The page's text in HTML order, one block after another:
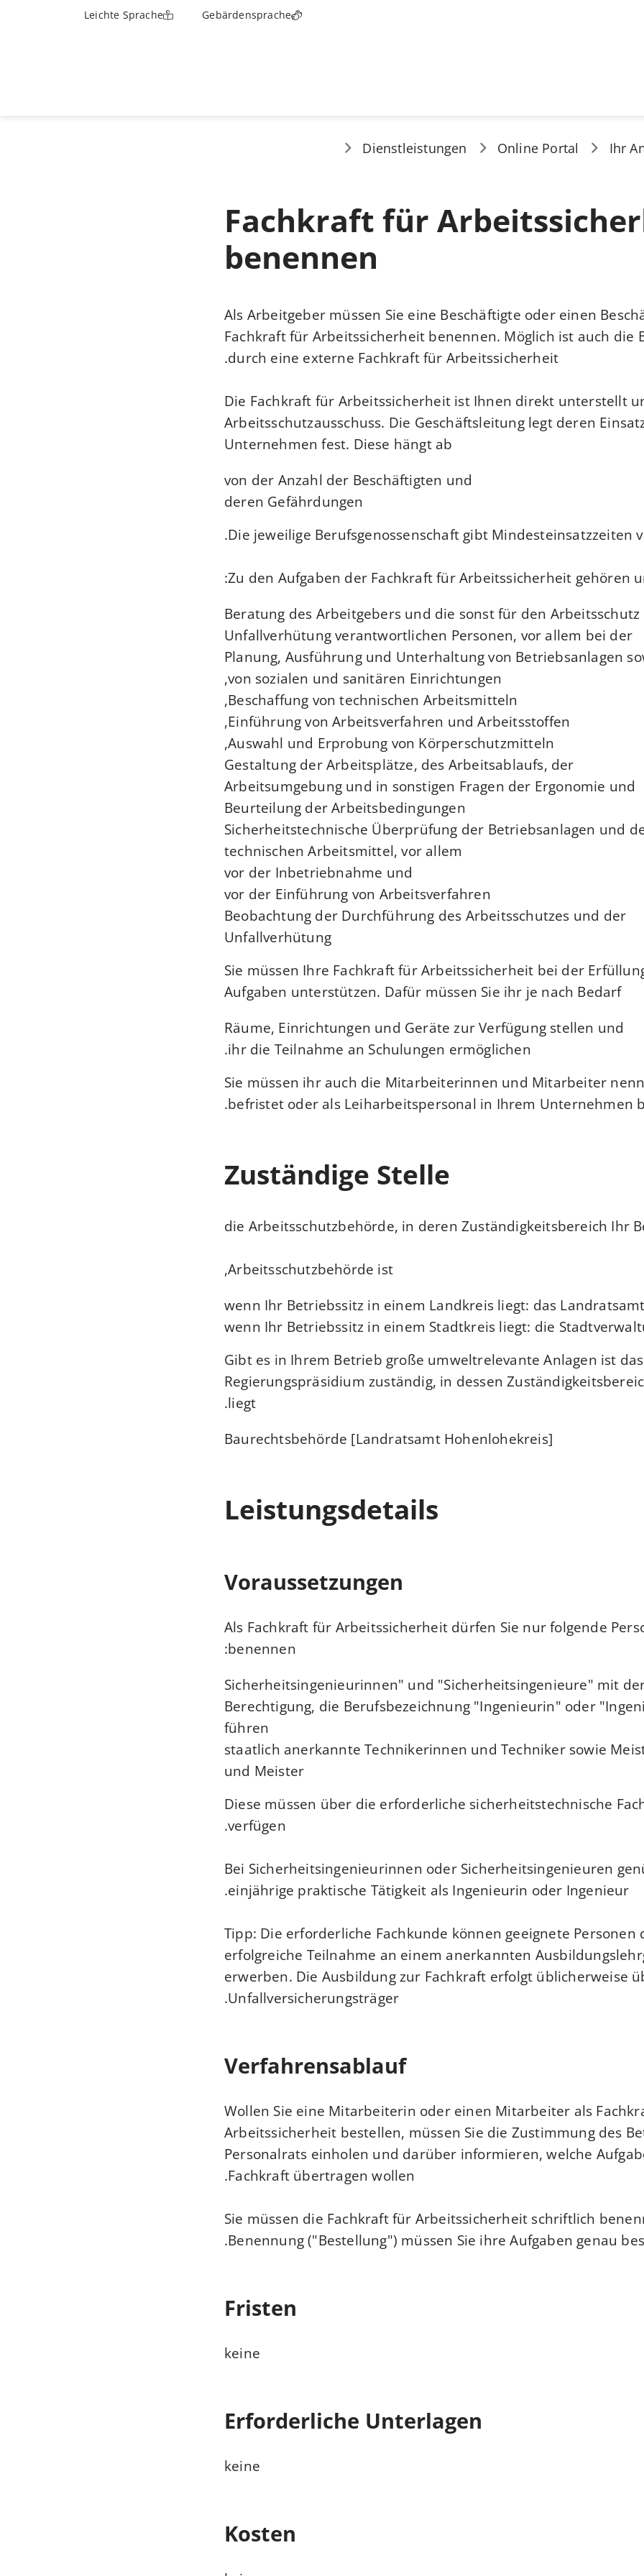
Gebärdensprache
Leichte Sprache
Ihr
Online Portal
Dienstleistungen
Fachkraft für
benennen
Als Arbeitgeber müssen Sie eine Beschäftigte oder einen
Fachkraft für Arbeitssicherheit benennen. Möglich ist auch die
durch eine externe Fachkraft für Arbeitssicherheit.
Die Fachkraft für Arbeitssicherheit ist Ihnen direkt unterstellt
Arbeitsschutzausschuss. Die Geschäftsleitung legt deren
Unternehmen fest. Diese hängt ab
von der Anzahl der Beschäftigten und
deren Gefährdungen
Die jeweilige Berufsgenossenschaft gibt Mindesteinsatzzeiten
Zu den Aufgaben der Fachkraft für Arbeitssicherheit gehören
Beratung des Arbeitgebers und die sonst für den
Unfallverhütung verantwortlichen Personen, vor allem bei der
Planung, Ausführung und Unterhaltung von Betriebsanlagen
von sozialen und sanitären Einrichtungen,
Beschaffung von technischen Arbeitsmitteln,
Einführung von Arbeitsverfahren und Arbeitsstoffen,
Auswahl und Erprobung von Körperschutzmitteln,
Gestaltung der Arbeitsplätze, des Arbeitsablaufs, der
Arbeitsumgebung und in sonstigen Fragen der Ergonomie und
Beurteilung der Arbeitsbedingungen
Sicherheitstechnische Überprüfung der Betriebsanlagen und
technischen Arbeitsmittel, vor allem
vor der Inbetriebnahme und
vor der Einführung von Arbeitsverfahren
Beobachtung der Durchführung des Arbeitsschutzes und der
Unfallverhütung
Sie müssen Ihre Fachkraft für Arbeitssicherheit bei der
Aufgaben unterstützen. Dafür müssen Sie ihr je nach Bedarf
Räume, Einrichtungen und Geräte zur Verfügung stellen und
ihr die Teilnahme an Schulungen ermöglichen.
Sie müssen ihr auch die Mitarbeiterinnen und Mitarbeiter
befristet oder als Leiharbeitspersonal in Ihrem Unternehmen
Zuständige Stelle
die Arbeitsschutzbehörde, in deren Zuständigkeitsbereich Ihr
Arbeitsschutzbehörde ist,
wenn Ihr Betriebssitz in einem Landkreis liegt: das Landratsamt
wenn Ihr Betriebssitz in einem Stadtkreis liegt: die
Gibt es in Ihrem Betrieb große umweltrelevante Anlagen ist das
Regierungspräsidium zuständig, in dessen
liegt.
Baurechtsbehörde [Landratsamt Hohenlohekreis]
Leistungsdetails
Voraussetzungen
Als Fachkraft für Arbeitssicherheit dürfen Sie nur folgende
benennen:
"Sicherheitsingenieurinnen" und "Sicherheitsingenieure" mit
Berechtigung, die Berufsbezeichnung "Ingenieurin" oder
führen
staatlich anerkannte Technikerinnen und Techniker sowie
und Meister
Diese müssen über die erforderliche sicherheitstechnische
verfügen.
Bei Sicherheitsingenieurinnen oder Sicherheitsingenieuren
einjährige praktische Tätigkeit als Ingenieurin oder Ingenieur.
Tipp: Die erforderliche Fachkunde können geeignete Personen
erfolgreiche Teilnahme an einem anerkannten Ausbildungslehr
erwerben. Die Ausbildung zur Fachkraft erfolgt üblicherweise
Unfallversicherungsträger.
Verfahrensablauf
Wollen Sie eine Mitarbeiterin oder einen Mitarbeiter als
Arbeitssicherheit bestellen, müssen Sie die Zustimmung des
Personalrats einholen und darüber informieren, welche
Fachkraft übertragen wollen.
Sie müssen die Fachkraft für Arbeitssicherheit schriftlich
Benennung ("Bestellung") müssen Sie ihre Aufgaben genau
Fristen
keine
Erforderliche Unterlagen
keine
Kosten